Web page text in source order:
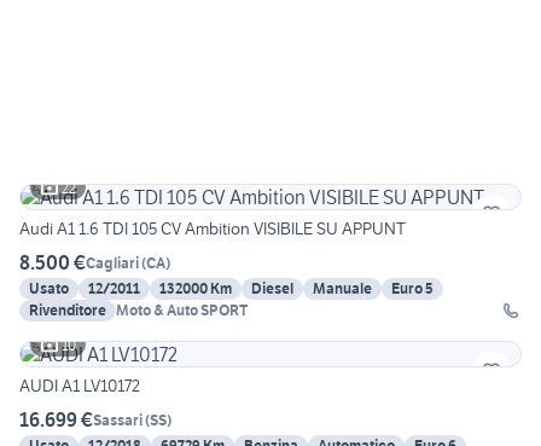
22
Audi A1 1.6 TDI 105 CV Ambition VISIBILE SU APPUNT
8.500 €Cagliari(CA)
Usato
12/2011 132000 Km Diesel Manuale
Euro 5
Rivenditore Moto & Auto SPORT
10
AUDI A1 LV10172
16.699 €Sassari(SS)